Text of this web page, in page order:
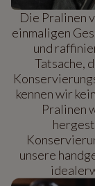
Die Pralinen
einmaligen
und
Tatsache,
kennen wir
Pralinen
unsere